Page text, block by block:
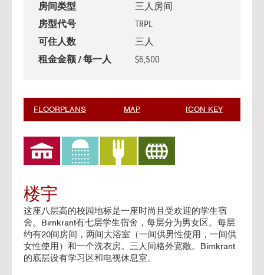
房间类型
三人房间
房型代号
TRPL
可住人数
三人
租金金额 / 每一人
$6,500
FLOORPLANS MAP ICON KEY
楼宇
这座八层高的校园地标是一座时尚且受欢迎的学生宿
舍。Birnkrant有七层学生宿舍，每层分为男女区。每层
约有20间房间，两间大浴室（一间供男性使用，一间供
女性使用）和一个洗衣房。三人间格外宽敞。Birnkrant
的底层设有学习区和电视休息室。